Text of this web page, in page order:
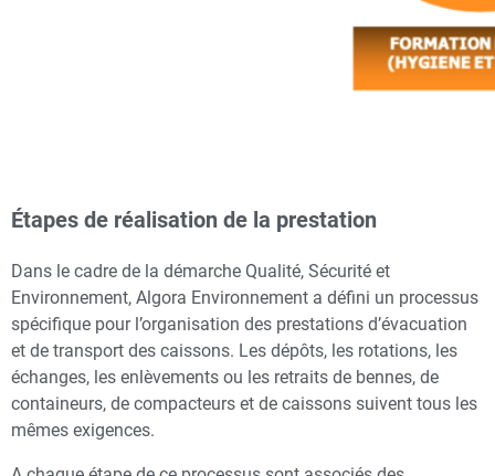
Étapes de réalisation de la prestation
Dans le cadre de la démarche Qualité, Sécurité et
Environnement, Algora Environnement a défini un processus
spécifique pour l’organisation des prestations d’évacuation
et de transport des caissons. Les dépôts, les rotations, les
échanges, les enlèvements ou les retraits de bennes, de
containeurs, de compacteurs et de caissons suivent tous les
mêmes exigences.